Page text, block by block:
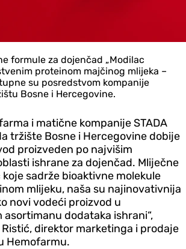
formule za dojenčad „Modilac
proteinom majčinog mlijeka –
su posredstvom kompanije
Bosne i Hercegovine.
i matične kompanije STADA
tržište Bosne i Hercegovine dobije
proizveden po najvišim
ishrane za dojenčad. Mliječne
sadrže bioaktivne molekule
mlijeku, naša su najinovativnija
novi vodeći proizvod u
dodataka ishrani“,
Ristić, direktor marketinga i prodaje
Hemofarmu.